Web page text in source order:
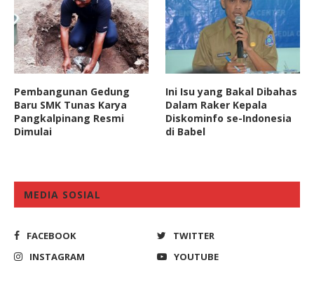
Pembangunan Gedung
Baru SMK Tunas Karya
Pangkalpinang Resmi
Dimulai
Ini Isu yang Bakal Dibahas
Dalam Raker Kepala
Diskominfo se-Indonesia
di Babel
MEDIA SOSIAL
FACEBOOK
TWITTER
INSTAGRAM
YOUTUBE